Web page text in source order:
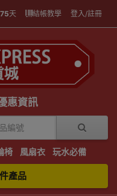
天 結帳教學 登入/註冊
惠資訊
椅 風扇衣 玩水必備
產品